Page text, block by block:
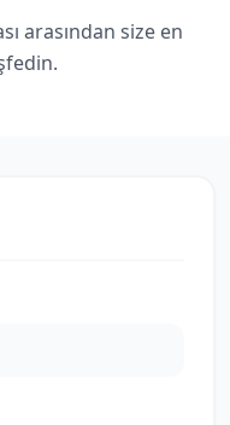
arasından size en